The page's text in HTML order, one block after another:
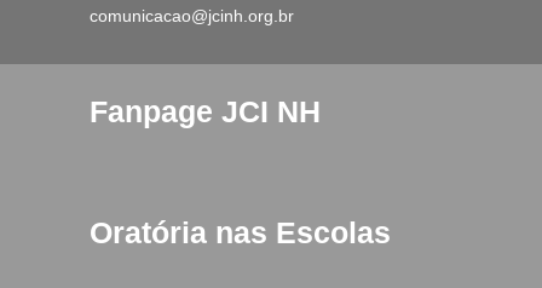
comunicacao@jcinh.org.br
Fanpage JCI NH
Oratória nas Escolas